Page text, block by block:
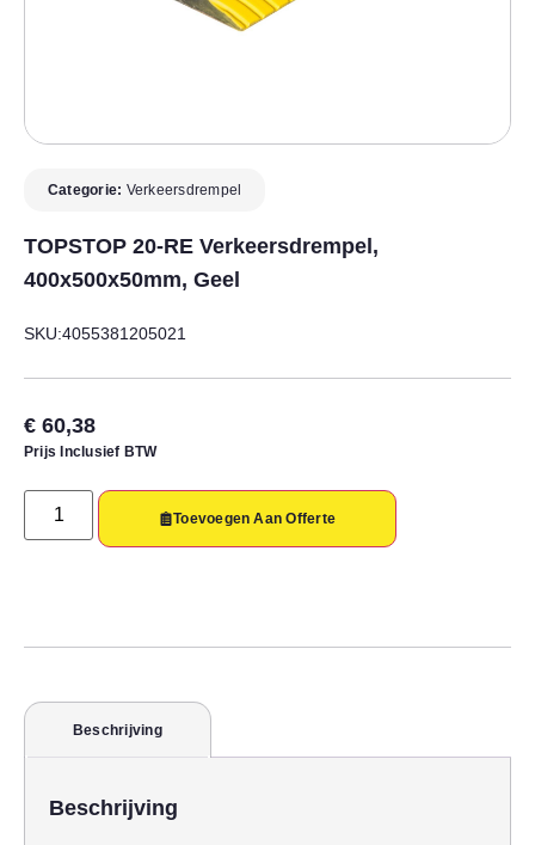
Categorie: Verkeersdrempel
TOPSTOP 20-RE Verkeersdrempel,
400x500x50mm, Geel
SKU:4055381205021
€ 60,38
Prijs Inclusief BTW
Toevoegen Aan Offerte
Beschrijving
Beschrijving